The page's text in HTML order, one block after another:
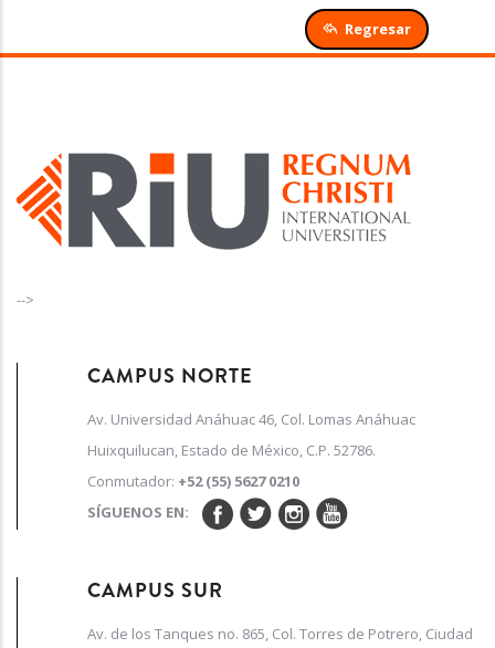
Regresar
-->
CAMPUS NORTE
Av. Universidad Anáhuac 46, Col. Lomas Anáhuac
Huixquilucan, Estado de México, C.P. 52786.
Conmutador: +52 (55) 5627 0210
SÍGUENOS EN:
CAMPUS SUR
Av. de los Tanques no. 865, Col. Torres de Potrero, Ciudad